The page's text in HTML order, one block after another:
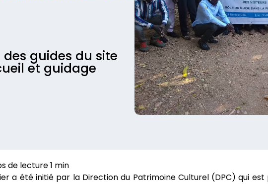
guides du site
et guidage
a été initié par la Direction du Patrimoine Culturel (DPC) qui